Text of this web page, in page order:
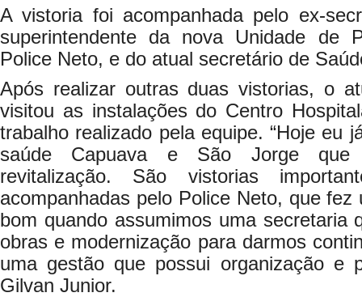
A vistoria foi acompanhada pelo ex-
superintendente da nova Unidade de
Police Neto, e do atual secretário de
Após realizar outras duas vistorias, o
visitou as instalações do Centro
trabalho realizado pela equipe. “Hoje eu
saúde Capuava e São Jorge que
revitalização. São vistorias
acompanhadas pelo Police Neto, que
bom quando assumimos uma secretaria
obras e modernização para darmos
uma gestão que possui organização e
Gilvan Junior.